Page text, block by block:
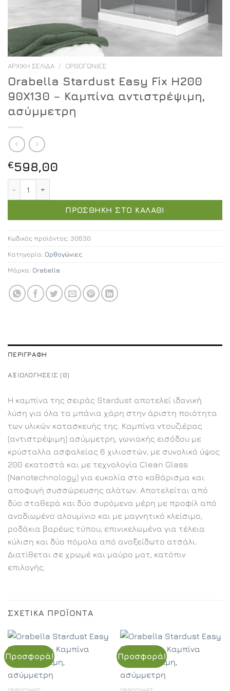
ΑΡΧΙΚΉ ΣΕΛΊΔΑ / ΟΡΘΟΓΏΝΙΕΣ
Orabella Stardust Easy Fix H200
90X130 – Καμπίνα αντιστρέψιμη,
ασύμμετρη
€598,00
ΠΡΟΣΘΉΚΗ ΣΤΟ ΚΑΛΆΘΙ
Κωδικός προϊόντος: 30630
Κατηγορία: Ορθογώνιες
Μάρκα: Orabella
ΠΕΡΙΓΡΑΦΉ
ΑΞΙΟΛΟΓΉΣΕΙΣ (0)
Η καμπίνα της σειράς Stardust αποτελεί ιδανική
λύση για όλα τα μπάνια χάρη στην άριστη ποιότητα
των υλικών κατασκευής της. Καμπίνα ντουζιέρας
(αντιστρέψιμη) ασύμμετρη, γωνιακής εισόδου με
κρύσταλλα ασφαλείας 6 χιλιοστών, με συνολικό ύψος
200 εκατοστά και με τεχνολογία Clean Glass
(Nanotechnology) για ευκολία στο καθάρισμα και
αποφυγή συσσώρευσης αλάτων. Αποτελείται από
δύο σταθερά και δύο συρόμενα μέρη με προφίλ από
ανοδιωμένο αλουμίνιο και με μαγνητικό κλείσιμο,
ροδάκια βαρέως τύπου, επινικελωμένα για τέλεια
κύλιση και δύο πόμολα από ανοξείδωτο ατσάλι.
Διατίθεται σε χρωμέ και μαύρο ματ, κατόπιν
επιλογής.
ΣΧΕΤΙΚΆ ΠΡΟΪΌΝΤΑ
Προσφορά! Προσφορά!